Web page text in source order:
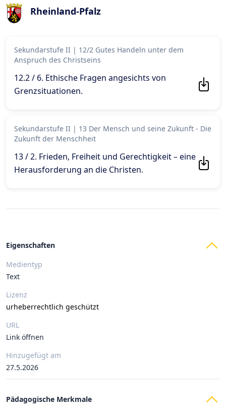
Rheinland-Pfalz
Sekundarstufe II | 12/2 Gutes Handeln unter dem
Anspruch des Christseins
12.2 / 6. Ethische Fragen angesichts von
Grenzsituationen.
Sekundarstufe II | 13 Der Mensch und seine Zukunft - Die
Zukunft der Menschheit
13 / 2. Frieden, Freiheit und Gerechtigkeit – eine
Herausforderung an die Christen.
Eigenschaften
Medientyp
Text
Lizenz
urheberrechtlich geschützt
URL
Link öffnen
Hinzugefügt am
27.5.2026
Pädagogische Merkmale